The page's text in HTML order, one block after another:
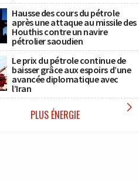
Hausse des cours du pétrole
après une attaque au missile des
Houthis contre un navire
pétrolier saoudien
Le prix du pétrole continue de
baisser grâce aux espoirs d’une
avancée diplomatique avec
l’Iran
PLUS ÉNERGIE 